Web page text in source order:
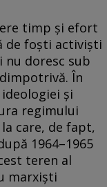
timp şi efort
de foşti activişti
nu doresc sub
În
şi
regimului
care, de fapt,
1964–1965
teren al
marxişti